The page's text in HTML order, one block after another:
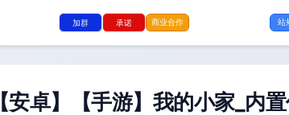
加群 承诺 商业合作 站
【安卓】【手游】我的小家_内